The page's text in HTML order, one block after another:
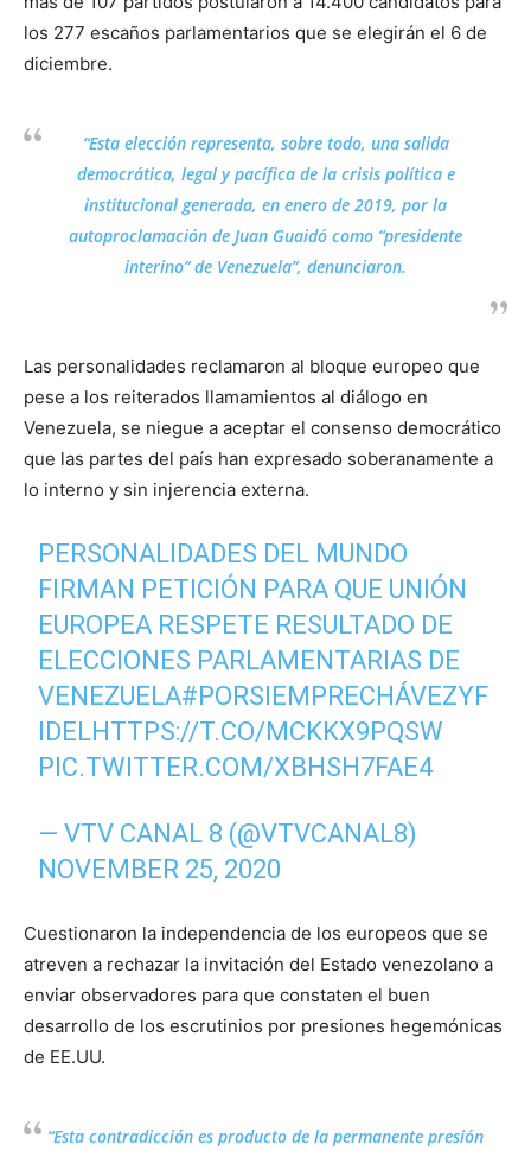
los 277 escaños parlamentarios que se elegirán el 6 de
diciembre.
“Esta elección representa, sobre todo, una salida
democrática, legal y pacífica de la crisis política e
institucional generada, en enero de 2019, por la
autoproclamación de Juan Guaidó como “presidente
interino” de Venezuela”, denunciaron.
Las personalidades reclamaron al bloque europeo que
pese a los reiterados llamamientos al diálogo en
Venezuela, se niegue a aceptar el consenso democrático
que las partes del país han expresado soberanamente a
lo interno y sin injerencia externa.
PERSONALIDADES DEL MUNDO
FIRMAN PETICIÓN PARA QUE UNIÓN
EUROPEA RESPETE RESULTADO DE
ELECCIONES PARLAMENTARIAS DE
VENEZUELA#PORSIEMPRECHÁVEZYF
IDELHTTPS://T.CO/MCKKX9PQSW
PIC.TWITTER.COM/XBHSH7FAE4
— VTV CANAL 8 (@VTVCANAL8)
NOVEMBER 25, 2020
Cuestionaron la independencia de los europeos que se
atreven a rechazar la invitación del Estado venezolano a
enviar observadores para que constaten el buen
desarrollo de los escrutinios por presiones hegemónicas
de EE.UU.
“Esta contradicción es producto de la permanente presión